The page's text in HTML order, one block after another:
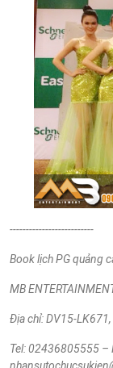
--------------------------
Book lịch PG quảng
MB
Địa chỉ: DV15-
Tel: 02436805555